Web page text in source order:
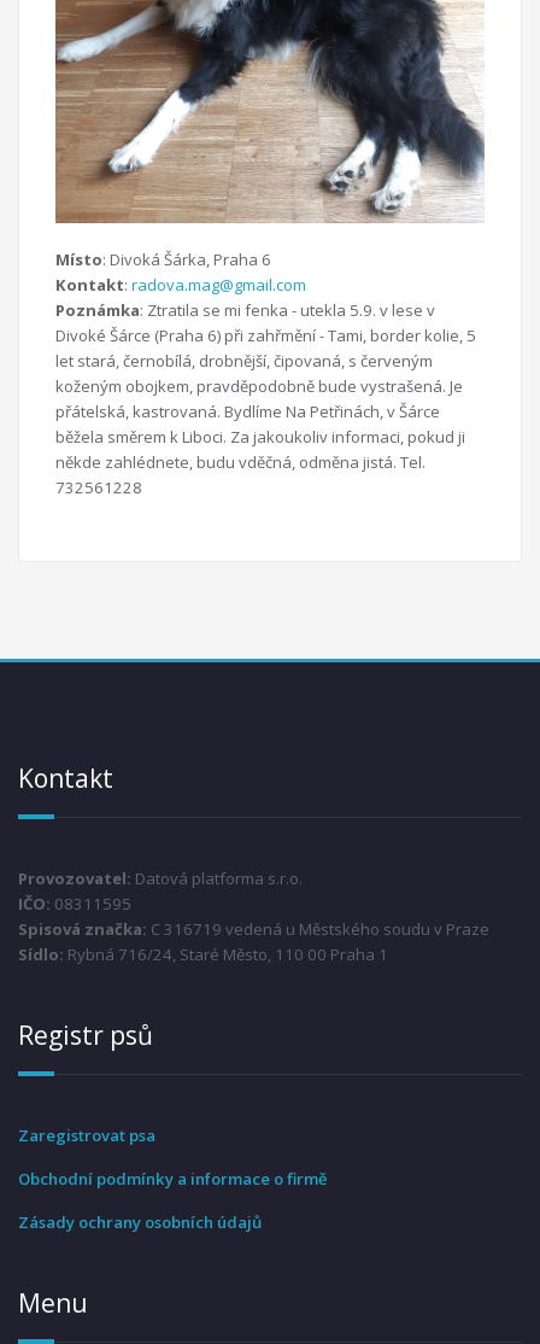
Místo: Divoká Šárka, Praha 6
Kontakt: radova.mag@gmail.com
Poznámka: Ztratila se mi fenka - utekla 5.9. v lese v
Divoké Šárce (Praha 6) při zahřmění - Tami, border kolie, 5
let stará, černobílá, drobnější, čipovaná, s červeným
koženým obojkem, pravděpodobně bude vystrašená. Je
přátelská, kastrovaná. Bydlíme Na Petřinách, v Šárce
běžela směrem k Liboci. Za jakoukoliv informaci, pokud ji
někde zahlédnete, budu vděčná, odměna jistá. Tel.
732561228
Kontakt
Provozovatel: Datová platforma s.r.o.
IČO: 08311595
Spisová značka: C 316719 vedená u Městského soudu v Praze
Sídlo: Rybná 716/24, Staré Město, 110 00 Praha 1
Registr psů
Zaregistrovat psa
Obchodní podmínky a informace o firmě
Zásady ochrany osobních údajů
Menu